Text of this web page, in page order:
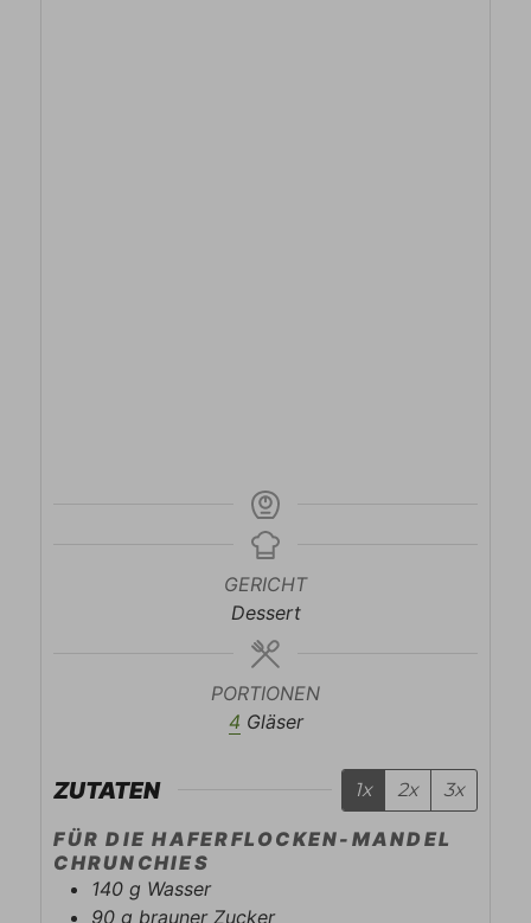
GERICHT
Dessert
PORTIONEN
4 Gläser
ZUTATEN 1x 2x 3x
FÜR DIE HAFERFLOCKEN-MANDEL
CHRUNCHIES
140 g Wasser
90 g brauner Zucker